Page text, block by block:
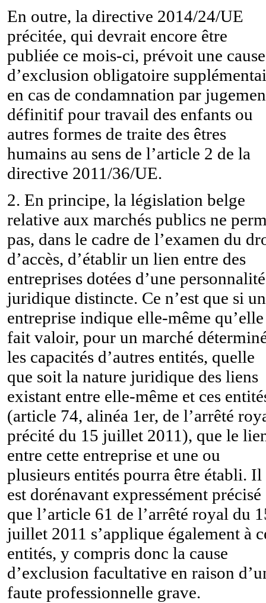
En outre, la directive 2014/24/UE
précitée, qui devrait encore être
publiée ce mois-ci, prévoit une cause
d’exclusion obligatoire
en cas de condamnation par
définitif pour travail des enfants ou
autres formes de traite des êtres
humains au sens de l’article 2 de la
directive 2011/36/UE.
2. En principe, la législation belge
relative aux marchés publics ne
pas, dans le cadre de l’examen du
d’accès, d’établir un lien entre des
entreprises dotées d’une personnalité
juridique distincte. Ce n’est que si
entreprise indique elle-même qu’elle
fait valoir, pour un marché
les capacités d’autres entités, quelle
que soit la nature juridique des liens
existant entre elle-même et ces
(article 74, alinéa 1er, de l’arrêté
précité du 15 juillet 2011), que le
entre cette entreprise et une ou
plusieurs entités pourra être établi. Il
est dorénavant expressément précisé
que l’article 61 de l’arrêté royal du
juillet 2011 s’applique également à
entités, y compris donc la cause
d’exclusion facultative en raison
faute professionnelle grave.